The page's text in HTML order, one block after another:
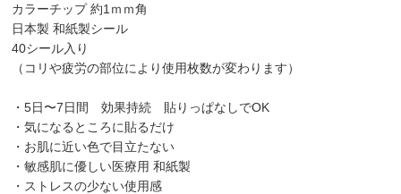
カラーチップ 約1ｍｍ角
日本製 和紙製シール
40シール入り
（コリや疲労の部位により使用枚数が変わります）
・5日〜7日間 効果持続 貼りっぱなしでOK
・気になるところに貼るだけ
・お肌に近い色で目立たない
・敏感肌に優しい医療用 和紙製
・ストレスの少ない使用感